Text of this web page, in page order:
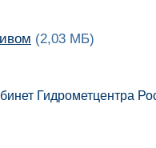
(2,03 МБ)
Гидрометцентра